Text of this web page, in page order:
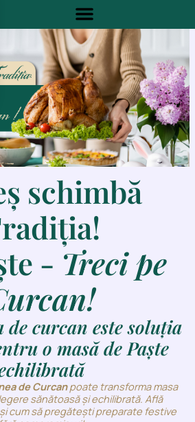
schimbă
- Treci pe
de curcan este soluția
o masă de Paște
de Curcanpoate transforma masa
sănătoasă și echilibrată. Află
cum să pregătești preparate festive